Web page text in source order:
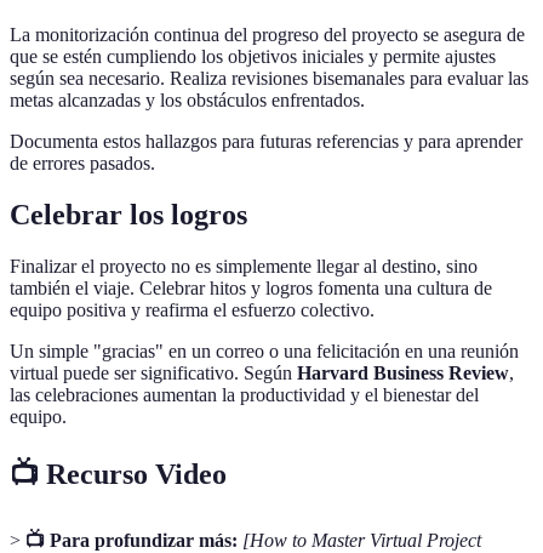
La monitorización continua del progreso del proyecto se asegura de
que se estén cumpliendo los objetivos iniciales y permite ajustes
según sea necesario. Realiza revisiones bisemanales para evaluar las
metas alcanzadas y los obstáculos enfrentados.
Documenta estos hallazgos para futuras referencias y para aprender
de errores pasados.
Celebrar los logros
Finalizar el proyecto no es simplemente llegar al destino, sino
también el viaje. Celebrar hitos y logros fomenta una cultura de
equipo positiva y reafirma el esfuerzo colectivo.
Un simple "gracias" en un correo o una felicitación en una reunión
virtual puede ser significativo. Según Harvard Business Review,
las celebraciones aumentan la productividad y el bienestar del
equipo.
📺 Recurso Video
> 📺 Para profundizar más: [How to Master Virtual Project